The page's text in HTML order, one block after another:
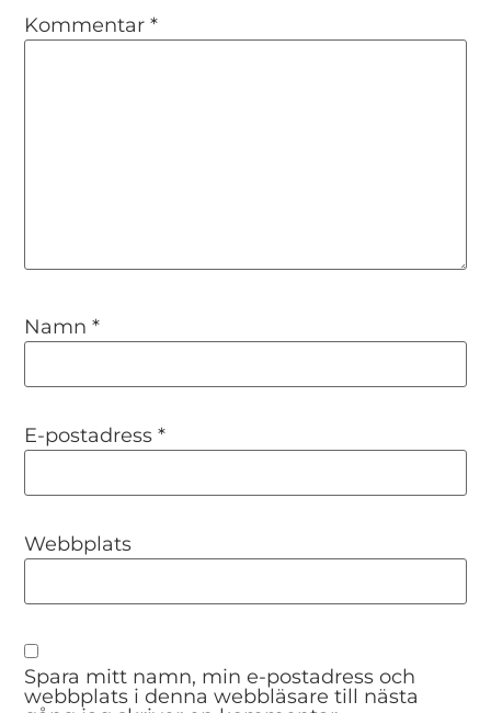
Kommentar*
Namn*
E-postadress*
Webbplats
Spara mitt namn, min e-postadress och
webbplats i denna webbläsare till nästa